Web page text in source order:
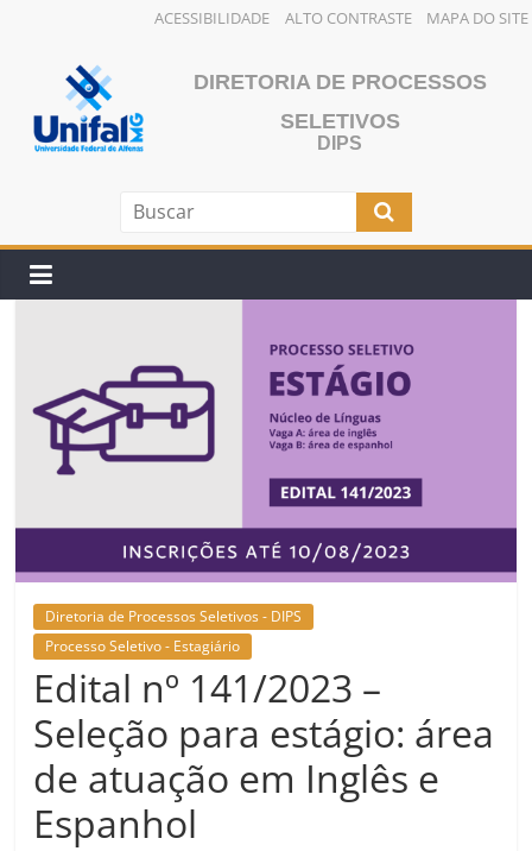
ACESSIBILIDADE ALTO CONTRASTE MAPA DO SITE
conteúdo
DIRETORIA DE PROCESSOS
SELETIVOS
DIPS
Diretoria de Processos Seletivos - DIPS
Processo Seletivo - Estagiário
Edital nº 141/2023 –
Seleção para estágio: área
de atuação em Inglês e
Espanhol